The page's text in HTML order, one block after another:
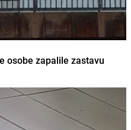
osobe zapalile zastavu